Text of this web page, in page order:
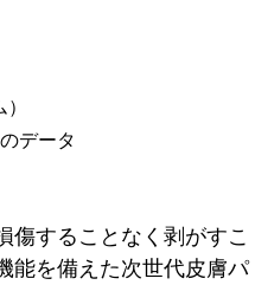
データ
傷することなく剥がすこ
能を備えた次世代皮膚パ